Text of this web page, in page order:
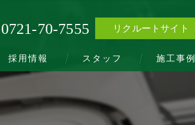
0721-70-7555 リクルートサイト
採用情報 スタッフ 施工事例